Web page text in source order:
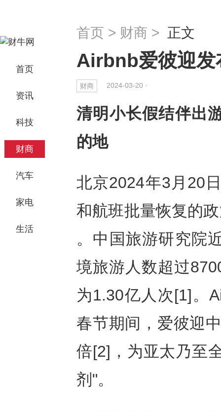
首页
资讯
科技
财商
汽车
家电
生活
首页 > 财商 > 正文
Airbnb爱彼迎发
财商 2024-03-20 ·
清明小长假结伴出
的地
北京2024年3月20
和航班批量恢复的
。中国旅游研究院
境旅游人数超过
为1.30亿人次[1]。
春节期间，爱彼迎
倍[2]，为亚太乃至
剂"。